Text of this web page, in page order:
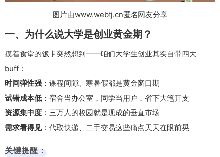
图片由www.webtj.cn匿名网友分享
一、为什么说大学是创业黄金期？
摸着食堂的饭卡突然想到——咱们大学生创业其实自带四大
buff：
时间弹性强 ：课程间隙、寒暑假都是黄金窗口期
试错成本低 ：宿舍当办公室，同学当用户，省下大笔开支
资源集中度 ：三万人的校园就是现成的垂直市场
需求看得见：代取快递、二手交易这些痛点天天在眼前晃
关键提醒：